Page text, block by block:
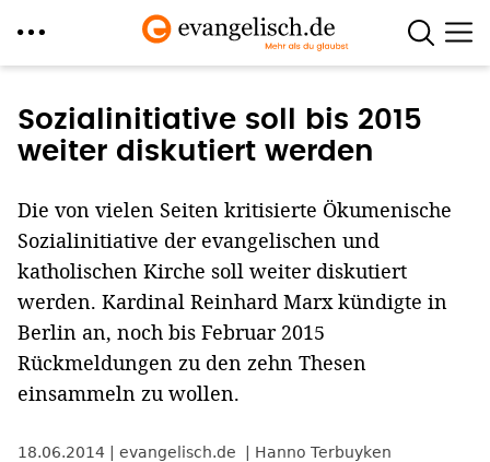
zum
Inhalt
Sozialinitiative soll bis 2015
weiter diskutiert werden
Die von vielen Seiten kritisierte Ökumenische
Sozialinitiative der evangelischen und
katholischen Kirche soll weiter diskutiert
werden. Kardinal Reinhard Marx kündigte in
Berlin an, noch bis Februar 2015
Rückmeldungen zu den zehn Thesen
einsammeln zu wollen.
18.06.2014 evangelisch.de Hanno Terbuyken